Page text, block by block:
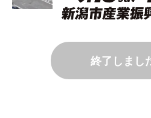
終了しまし